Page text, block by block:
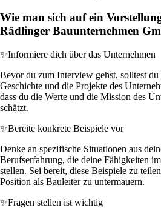
Wie man sich auf ein
Rädlinger Bauunternehmen
✨Informiere dich über das Unternehmen
Bevor du zum Interview gehst, solltest
Geschichte und die Projekte des
dass du die Werte und die Mission des
schätzt.
✨Bereite konkrete Beispiele vor
Denke an spezifische Situationen aus
Berufserfahrung, die deine Fähigkeiten
stellen. Sei bereit, diese Beispiele zu
Position als Bauleiter zu untermauern.
✨Fragen stellen ist wichtig